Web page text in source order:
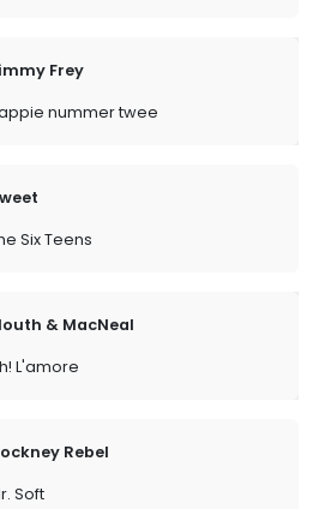
Frey
nummer twee
Six Teens
& MacNeal
L'amore
Rebel
Soft